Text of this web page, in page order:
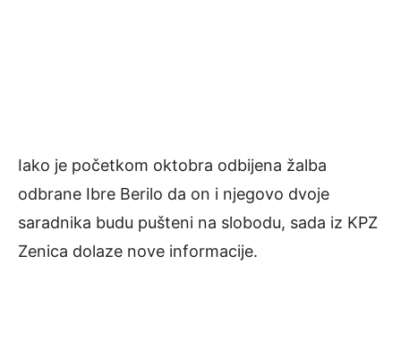
Iako je početkom oktobra odbijena žalba
odbrane Ibre Berilo da on i njegovo dvoje
saradnika budu pušteni na slobodu, sada iz KPZ
Zenica dolaze nove informacije.